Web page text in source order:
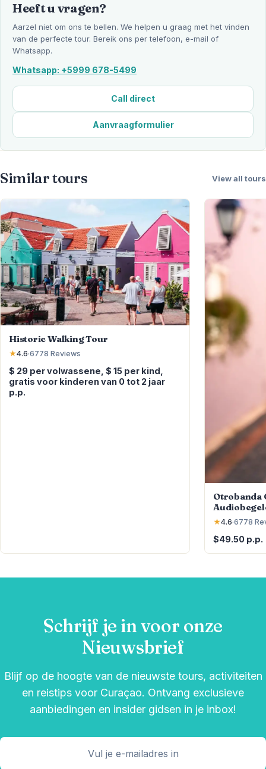
Heeft u vragen?
Aarzel niet om ons te bellen. We helpen u graag met het vinden
van de perfecte tour. Bereik ons per telefoon, e-mail of
Whatsapp.
Whatsapp: +5999 678-5499
Call direct
Aanvraagformulier
Similar tours View all tours
Historic Walking Tour
★4.6·6778 Reviews
$ 29 per volwassene, $ 15 per kind,
gratis voor kinderen van 0 tot 2 jaar
p.p.
Otrobanda
★4.6·6778
$49.50 p.p.
Schrijf je in voor onze
Nieuwsbrief
Blijf op de hoogte van de nieuwste tours, activiteiten
en reistips voor Curaçao. Ontvang exclusieve
aanbiedingen en insider gidsen in je inbox!